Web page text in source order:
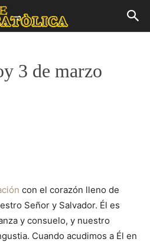
3 de marzo
con el corazón lleno de
Señor y Salvador. Él es
y consuelo, y nuestro
Cuando acudimos a Él en